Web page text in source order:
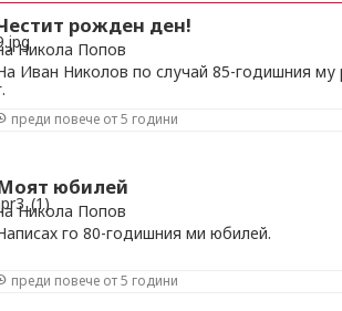
рожден ден!
Никола Попов
Иван Николов по случай 85-годишния
преди повече от 5 години
юбилей
Никола Попов
го 80-годишния ми юбилей.
преди повече от 5 години